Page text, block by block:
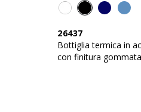
26437
Bottiglia termica in
con finitura